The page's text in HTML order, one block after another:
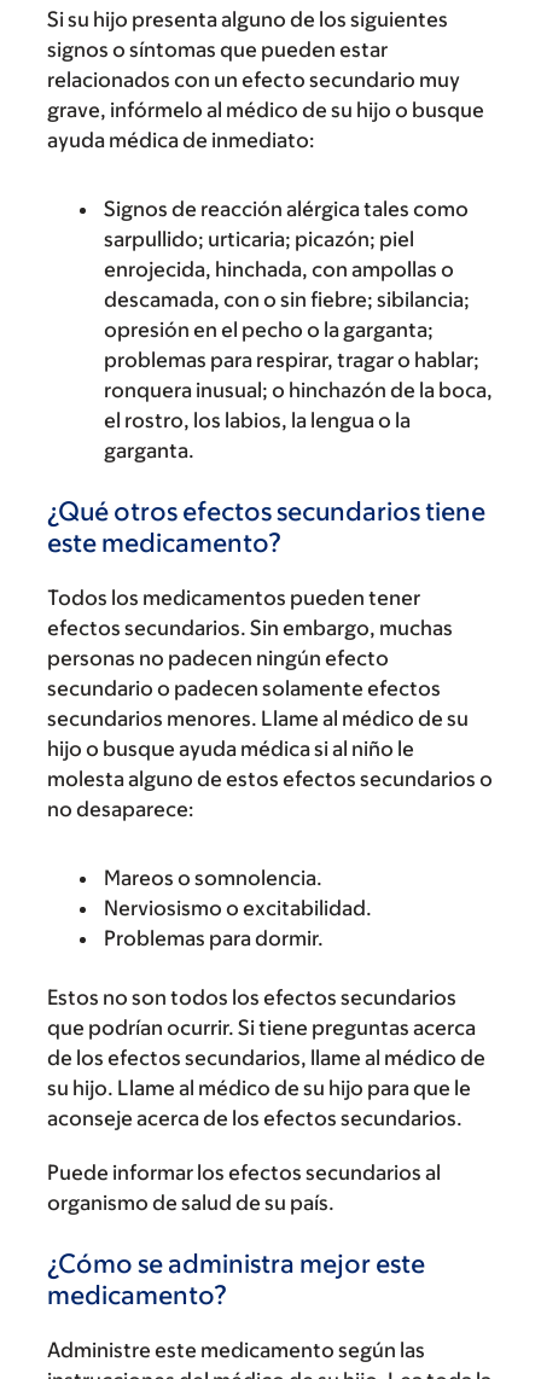
Si su hijo presenta alguno de los siguientes
signos o síntomas que pueden estar
relacionados con un efecto secundario muy
grave, infórmelo al médico de su hijo o busque
ayuda médica de inmediato:
Signos de reacción alérgica tales como
sarpullido; urticaria; picazón; piel
enrojecida, hinchada, con ampollas o
descamada, con o sin fiebre; sibilancia;
opresión en el pecho o la garganta;
problemas para respirar, tragar o hablar;
ronquera inusual; o hinchazón de la boca,
el rostro, los labios, la lengua o la
garganta.
¿Qué otros efectos secundarios tiene
este medicamento?
Todos los medicamentos pueden tener
efectos secundarios. Sin embargo, muchas
personas no padecen ningún efecto
secundario o padecen solamente efectos
secundarios menores. Llame al médico de su
hijo o busque ayuda médica si al niño le
molesta alguno de estos efectos secundarios o
no desaparece:
Mareos o somnolencia.
Nerviosismo o excitabilidad.
Problemas para dormir.
Estos no son todos los efectos secundarios
que podrían ocurrir. Si tiene preguntas acerca
de los efectos secundarios, llame al médico de
su hijo. Llame al médico de su hijo para que le
aconseje acerca de los efectos secundarios.
Puede informar los efectos secundarios al
organismo de salud de su país.
¿Cómo se administra mejor este
medicamento?
Administre este medicamento según las